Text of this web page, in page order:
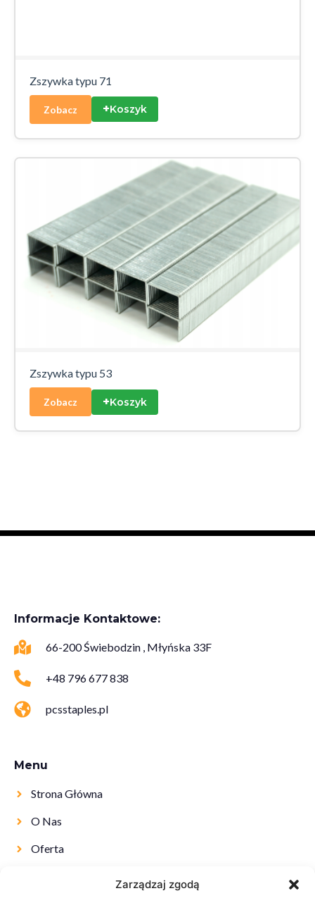
Zarządzaj zgodą
Zszywka typu 71
Zobacz +Koszyk
Zszywka typu 53
Zobacz +Koszyk
Menu
Strona Główna
O Nas
Oferta
Informacje Kontaktowe:
66-200 Świebodzin , Młyńska 33F
+48 796 677 838
pcsstaples.pl